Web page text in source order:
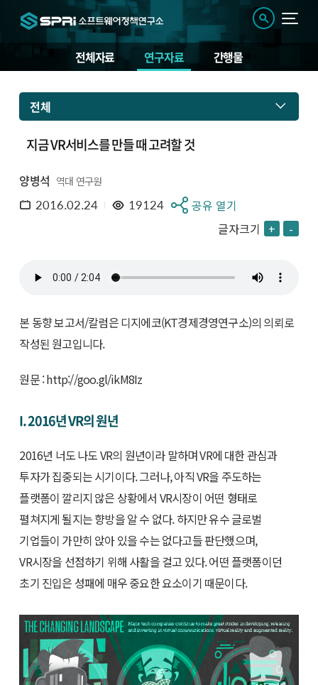
전체자료 연구자료 간행물
전체
지금 VR서비스를 만들 때 고려할 것
양병석 역대 연구원
2016.02.24 19124
공유 열기
글자크기 + -
본 동향 보고서/칼럼은 디지에코(KT경제경영연구소)의 의뢰로
작성된 원고입니다.
원문 : http://goo.gl/ikM8Iz
I. 2016년 VR의 원년
2016년 너도 나도 VR의 원년이라 말하며 VR에 대한 관심과
투자가 집중되는 시기이다. 그러나, 아직 VR을 주도하는
플랫폼이 깔리지 않은 상황에서 VR시장이 어떤 형태로
펼쳐지게 될지는 향방을 알 수 없다. 하지만 유수 글로벌
기업들이 가만히 앉아 있을 수는 없다고들 판단했으며,
VR시장을 선점하기 위해 사활을 걸고 있다. 어떤 플랫폼이던
초기 진입은 성패에 매우 중요한 요소이기 때문이다.